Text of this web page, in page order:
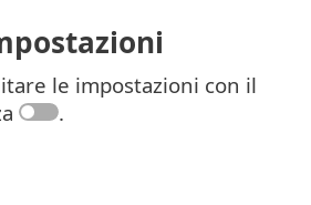
le impostazioni con il
.